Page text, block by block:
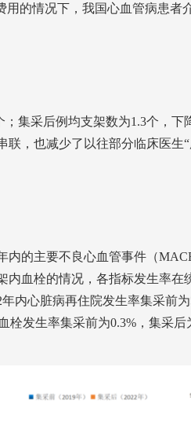
用的情况下，我国心血管病患者
集采后例均支架数为1.3个，下
，也减少了以往部分临床医生
的主要不良心血管事件（
内血栓的情况，各指标发生率
内心脏病再住院发生率集采前
发生率集采前为0.3%，集采后